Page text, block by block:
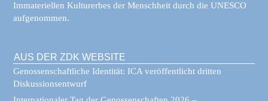
Immateriellen Kulturerbes der Menschheit durch die UNESCO
aufgenommen.
AUS DER ZDK WEBSITE
Genossenschaftliche Identität: ICA veröffentlicht dritten
Diskussionsentwurf